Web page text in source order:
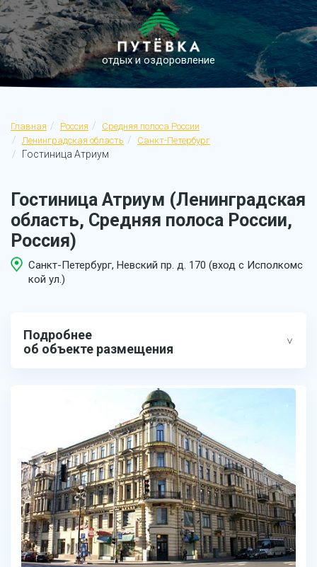
отдых и оздоровление
Главная Россия
Средняя полоса России
Ленинградская область
Санкт-Петербург
Гостиница Атриум
Гостиница Атриум (Ленинградская
область, Средняя полоса России,
Россия)
Санкт-Петербург, Невский пр. д. 170 (вход с Исполкомс
кой ул.)
Подробнее
об объекте размещения